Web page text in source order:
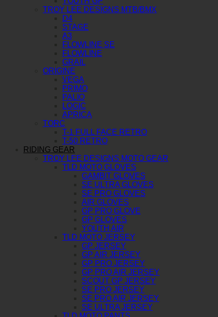
TROY LEE DESIGNS MTB/BMX
D4
STAGE
A3
FLOWLINE SE
FLOWLINE
GRAIL
ORIGINE
VEGA
PRIMO
PALIO
LOGIC
APRICA
TORC
T-1 FULL FACE RETRO
T-50 RETRO
RIDING GEAR
TROY LEE DESIGNS MOTO GEAR
TLD MOTO GLOVES
GAMBIT GLOVES
SE ULTRA GLOVES
SE PRO GLOVES
AIR GLOVES
GP PRO GLOVE
GP GLOVES
YOUTH AIR
TLD MOTO JERSEY
GP JERSEY
GP AIR JERSEY
GP PRO JERSEY
GP PRO AIR JERSEY
SCOUT GP JERSEY
SE PRO JERSEY
SE PRO AIR JERSEY
SE ULTRA JERSEY